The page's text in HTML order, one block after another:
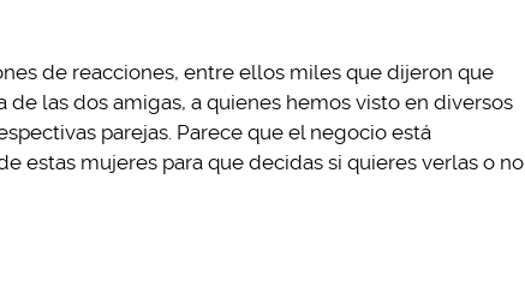
de reacciones, entre ellos miles que dijeron que
de las dos amigas, a quienes hemos visto en diversos
parejas. Parece que el negocio está
estas mujeres para que decidas si quieres verlas o no